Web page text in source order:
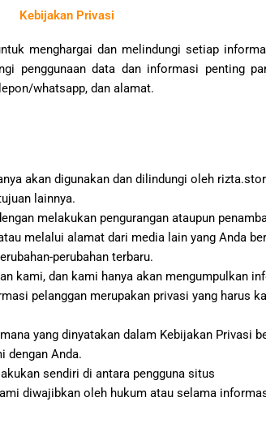
Kebijakan Privasi
menghargai dan melindungi setiap
penggunaan data dan informasi penting
whatsapp, dan alamat.
akan digunakan dan dilindungi oleh
lainnya.
melakukan pengurangan ataupun
melalui alamat dari media lain yang Anda
perubahan terbaru.
kami, dan kami hanya akan mengumpulkan
pelanggan merupakan privasi yang harus
yang dinyatakan dalam Kebijakan Privasi
dengan Anda.
sendiri di antara pengguna situs
diwajibkan oleh hukum atau selama